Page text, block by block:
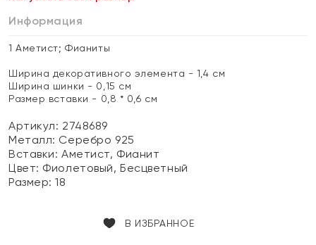
Информация
1 Аметист; Фианиты
Ширина декоративного элемента - 1,4 см
Ширина шинки - 0,15 см
Размер вставки - 0,8 * 0,6 см
Артикул: 2748689
Металл: Серебро 925
Вставки:Аметист, Фианит
Цвет: Фиолетовый, Бесцветный
Размер:18
В ИЗБРАННОЕ